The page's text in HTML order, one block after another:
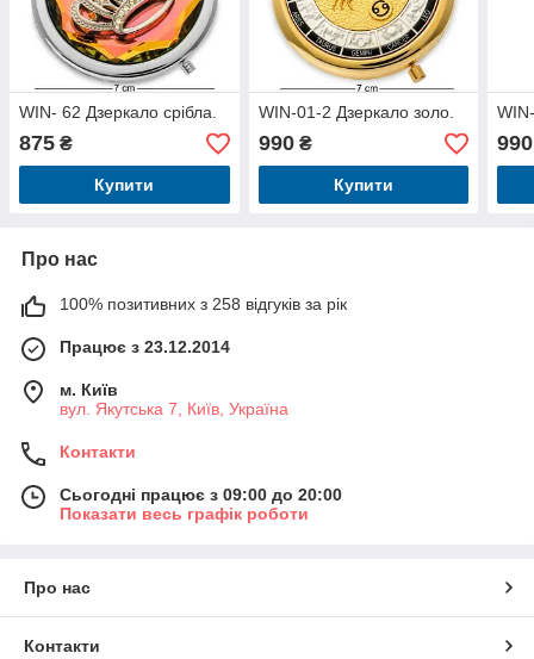
WIN- 62 Дзеркало срібла.
875 ₴
Купити
WIN-01-2 Дзеркало золо.
990₴
Купити
990
Про нас
100% позитивних з 258 відгуків за рік
Працює з 23.12.2014
м. Київ
вул. Якутська 7, Київ, Україна
Контакти
Сьогодні працює з 09:00 до 20:00
Показати весь графік роботи
Про нас
Контакти